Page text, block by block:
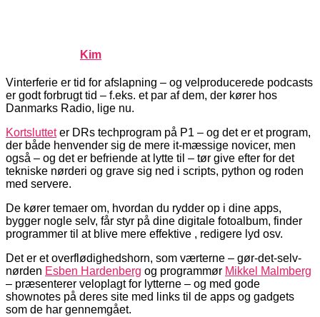
Kim
Vinterferie er tid for afslapning – og velproducerede podcasts
er godt forbrugt tid – f.eks. et par af dem, der kører hos
Danmarks Radio, lige nu.
Kortslutteter DRs techprogram på P1 – og det er et program,
der både henvender sig de mere it-mæssige novicer, men
også – og det er befriende at lytte til – tør give efter for det
tekniske nørderi og grave sig ned i scripts, python og roden
med servere.
De kører temaer om, hvordan du rydder op i dine apps,
bygger nogle selv, får styr på dine digitale fotoalbum, finder
programmer til at blive mere effektive , redigere lyd osv.
Det er et overflødighedshorn, som værterne – gør-det-selv-
nørden Esben Hardenberg og programmør Mikkel Malmberg
– præsenterer veloplagt for lytterne – og med gode
shownotes på deres site med links til de apps og gadgets
som de har gennemgået.